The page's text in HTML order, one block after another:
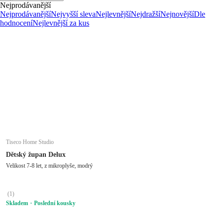
Nejprodávanější
NejprodávanějšíNejvyšší slevaNejlevnějšíNejdražšíNejnovějšíDle
hodnoceníNejlevnější za kus
Tiseco Home Studio
Dětský župan Delux
Velikost 7-8 let, z mikroplyše, modrý
(1)
Skladem
Poslední kousky